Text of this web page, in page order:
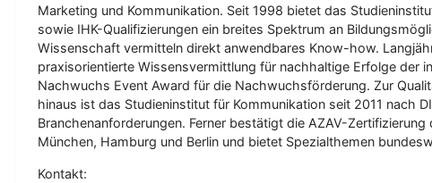
Marketing und Kommunikation. Seit 1998 bietet das
sowie IHK-Qualifizierungen ein breites Spektrum an
Wissenschaft vermitteln direkt anwendbares Know-how.
praxisorientierte Wissensvermittlung für nachhaltige Erfolge der
Nachwuchs Event Award für die Nachwuchsförderung. Zur
hinaus ist das Studieninstitut für Kommunikation seit 2011 nach
Branchenanforderungen. Ferner bestätigt die AZAV-
München, Hamburg und Berlin und bietet Spezialthemen
Kontakt: